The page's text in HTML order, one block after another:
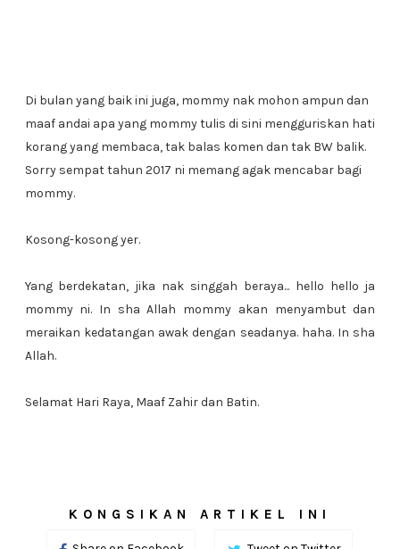
Di bulan yang baik ini juga, mommy nak mohon ampun dan
maaf andai apa yang mommy tulis di sini mengguriskan hati
korang yang membaca, tak balas komen dan tak BW balik.
Sorry sempat tahun 2017 ni memang agak mencabar bagi
mommy.
Kosong-kosong yer.
Yang berdekatan, jika nak singgah beraya... hello hello ja
mommy ni. In sha Allah mommy akan menyambut dan
meraikan kedatangan awak dengan seadanya. haha. In sha
Allah.
Selamat Hari Raya, Maaf Zahir dan Batin.
KONGSIKAN ARTIKEL INI